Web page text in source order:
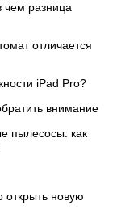
чем разница
отличается
iPad Pro?
внимание
пылесосы: как
открыть новую